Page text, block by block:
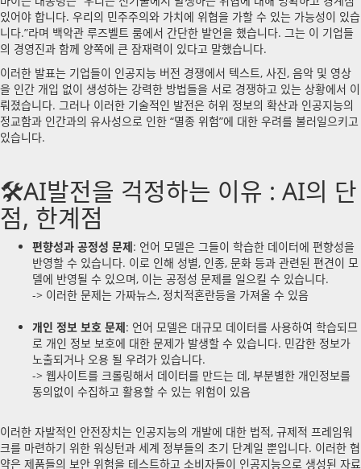
있어야 합니다. 우리의 민주주의와 가치에 위협을 가할 수 있는 가능성이 있습
니다.”라며 백악관 루즈벨트 룸에서 간단한 발언을 했습니다. 그는 이 기업들
의 경영진과 함께 양쪽에 큰 잠재력이 있다고 말했습니다.
이러한 발표는 기업들이 인공지능 버전 경쟁에서 텍스트, 사진, 음악 및 영상
을 인간 개입 없이 생성하는 강력한 방법들을 서로 경쟁하고 있는 상황에서 이
뤄졌습니다. 그러나 이러한 기술적인 발전은 허위 정보의 확산과 인공지능의
정교함과 인간과의 유사성으로 인한 “멸종 위험”에 대한 우려를 불러일으키고
있습니다.
🛠AI발전을 걱정하는 이유 : AI의 단
점, 한계점
편향성과 공정성 문제: 언어 모델은 그들이 학습한 데이터에 편향성을
반영할 수 있습니다. 이로 인해 성별, 인종, 문화 등과 관련된 편견이 모
델에 반영될 수 있으며, 이는 공정성 문제를 일으킬 수 있습니다.
-> 이러한 문제는 가짜뉴스, 정치적혼란등을 가져올 수 있음
개인 정보 보호 문제: 언어 모델은 대규모 데이터를 사용하여 학습되므
로 개인 정보 보호에 대한 문제가 발생할 수 있습니다. 민감한 정보가
노출되거나 오용 될 우려가 있습니다.
-> 웹사이트를 크롤링해서 데이터를 만드는 데, 부분별한 개인정보를
동의없이 수집하고 활용할 수 있는 위험이 있음
이러한 자발적인 안전장치는 인공지능의 개발에 대한 법적, 규제적 프레임워
크를 마련하기 위한 워싱턴과 세계 정부들의 초기 단계일 뿐입니다. 이러한 협
약은 제품들의 보안 위험을 테스트하고 소비자들이 인공지능으로 생성된 자료